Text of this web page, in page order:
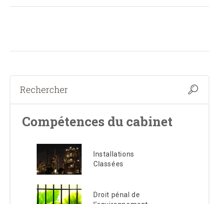
Compétences du cabinet
Installations
Classées
Droit pénal de